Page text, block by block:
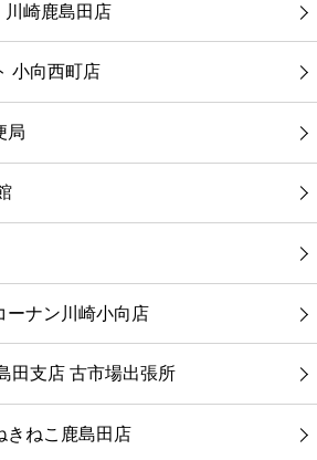
川崎鹿島田店
小向西町店
局
ーナン川崎小向店
田支店 古市場出張所
きねこ鹿島田店